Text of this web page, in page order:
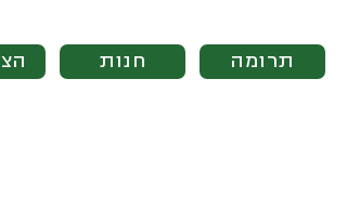
תרומה חנות